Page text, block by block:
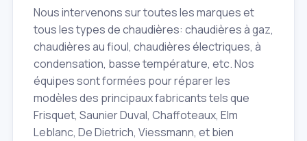
Nous intervenons sur toutes les marques et
tous les types de chaudières: chaudières à gaz,
chaudières au fioul, chaudières électriques, à
condensation, basse température, etc. Nos
équipes sont formées pour réparer les
modèles des principaux fabricants tels que
Frisquet, Saunier Duval, Chaffoteaux, Elm
Leblanc, De Dietrich, Viessmann, et bien